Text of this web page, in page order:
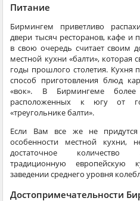
Питание
Бирмингем приветливо
двери тысяч ресторанов, кафе и
в свою очередь считает своим
местной кухни «балти»,
годы прошлого столетия. Кухня
способ приготовления блюд
«вок». В Бирмингеме
расположенных к югу от
«треугольнике балти».
Если Вам все же не придутся
особенности местной кухни,
достаточное количество
традиционную
заведении среднего уровня
Достопримечательности